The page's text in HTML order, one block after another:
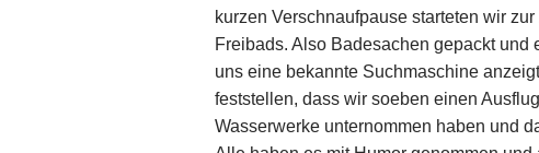
kurzen Verschnaufpause starteten wir
Freibads. Also Badesachen gepackt
uns eine bekannte Suchmaschine
feststellen, dass wir soeben einen
Wasserwerke unternommen haben und